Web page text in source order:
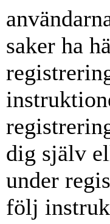
saker ha
dig själv
under
följ